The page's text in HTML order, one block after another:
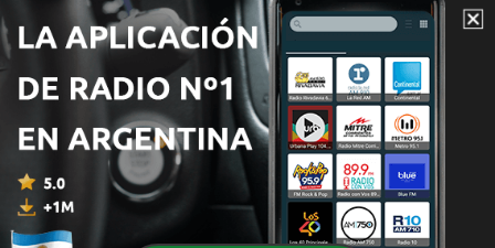
Audio libri e Audio
racconti
Tango